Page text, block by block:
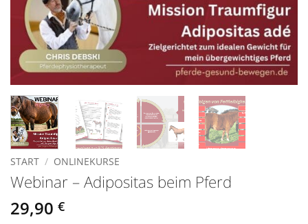
START / ONLINEKURSE
Webinar – Adipositas beim Pferd
29,90 €